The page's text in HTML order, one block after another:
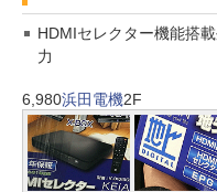
HDMIセレクター機能搭
力
6,980浜田電機2F